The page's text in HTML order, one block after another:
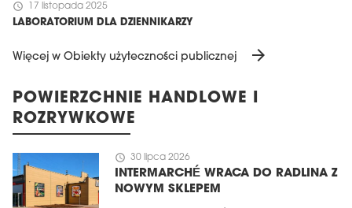
schedule 17 listopada 2025
LABORATORIUM DLA DZIENNIKARZY
Więcej w Obiekty użyteczności publicznej arrow_forward
POWIERZCHNIE HANDLOWE I
ROZRYWKOWE
schedule 30 lipca 2026
INTERMARCHÉ WRACA DO RADLINA Z
NOWYM SKLEPEM